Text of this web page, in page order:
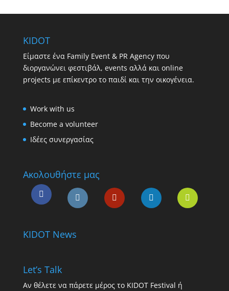
KIDOT
Είμαστε ένα Family Event & PR Agency που
διοργανώνει φεστιβάλ, events αλλά και online
projects με επίκεντρο το παιδί και την οικογένεια.
Work with us
Become a volunteer
Ιδέες συνεργασίας
Ακολουθήστε μας
KIDOT News
Let’s Talk
Αν θέλετε να πάρετε μέρος το KIDOT Festival ή